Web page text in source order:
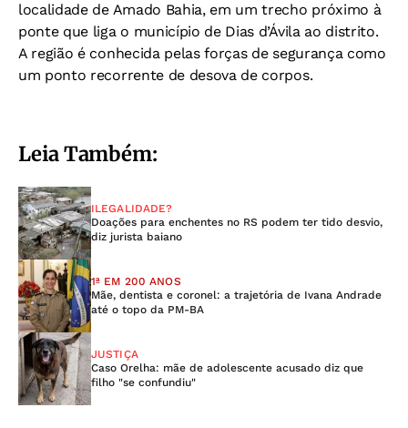
localidade de Amado Bahia, em um trecho próximo à
ponte que liga o município de Dias d’Ávila ao distrito.
A região é conhecida pelas forças de segurança como
um ponto recorrente de desova de corpos.
Leia Também:
ILEGALIDADE?
Doações para enchentes no RS podem ter tido desvio,
diz jurista baiano
1ª EM 200 ANOS
Mãe, dentista e coronel: a trajetória de Ivana Andrade
até o topo da PM-BA
JUSTIÇA
Caso Orelha: mãe de adolescente acusado diz que
filho "se confundiu"